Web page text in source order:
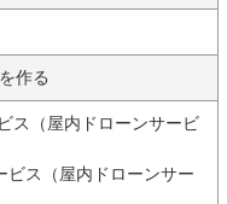
作る
ス（屋内ドローンサービ
ビス（屋内ドローンサー